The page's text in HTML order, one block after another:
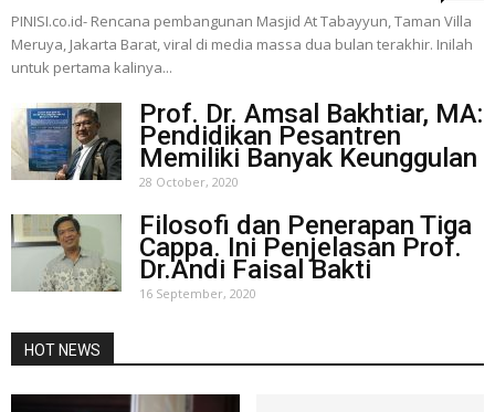
PINISI.co.id- Rencana pembangunan Masjid At Tabayyun, Taman Villa
Meruya, Jakarta Barat, viral di media massa dua bulan terakhir. Inilah
untuk pertama kalinya...
Prof. Dr. Amsal Bakhtiar, MA:
Pendidikan Pesantren
Memiliki Banyak Keunggulan
28 October, 2020
Filosofi dan Penerapan Tiga
Cappa. Ini Penjelasan Prof.
Dr.Andi Faisal Bakti
16 September, 2020
HOT NEWS